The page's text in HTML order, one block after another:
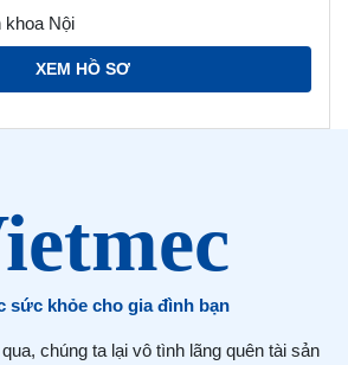
khoa Nội
XEM HỒ SƠ
sức khỏe cho gia đình bạn
chúng ta lại vô tình lãng quên tài sản